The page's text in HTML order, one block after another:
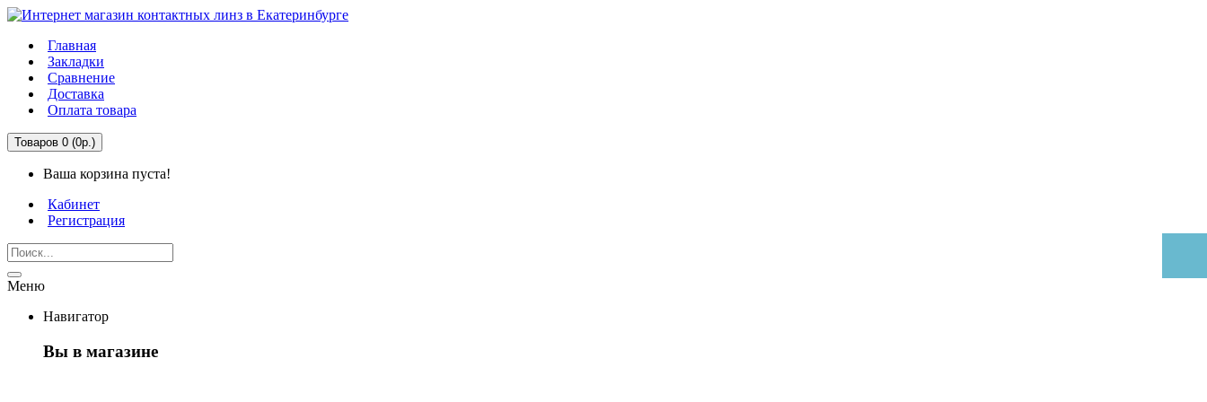
Главная
Закладки
Сравнение
Доставка
Оплата товара
Товаров 0 (0р.)
Ваша корзина пуста!
Кабинет
Регистрация
Меню
Навигатор
Вы в магазине